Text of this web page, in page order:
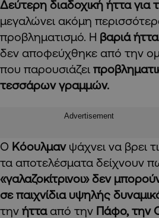
Δεύτερη διαδοχική ήττα για
μεγαλώνει ακόμη
προβληματισμό. Η βαριά
δεν αποφεύχθηκε από την
που παρουσιάζει
τεσσάρων γραμμών.
Advertisement
Ο Κόουλμαν ψάχνει να βρει
τα αποτελέσματα δείχνουν
«γαλαζοκίτρινοι» δεν
σε παιχνίδια υψηλής
την ήττααπό την Πάφο, την